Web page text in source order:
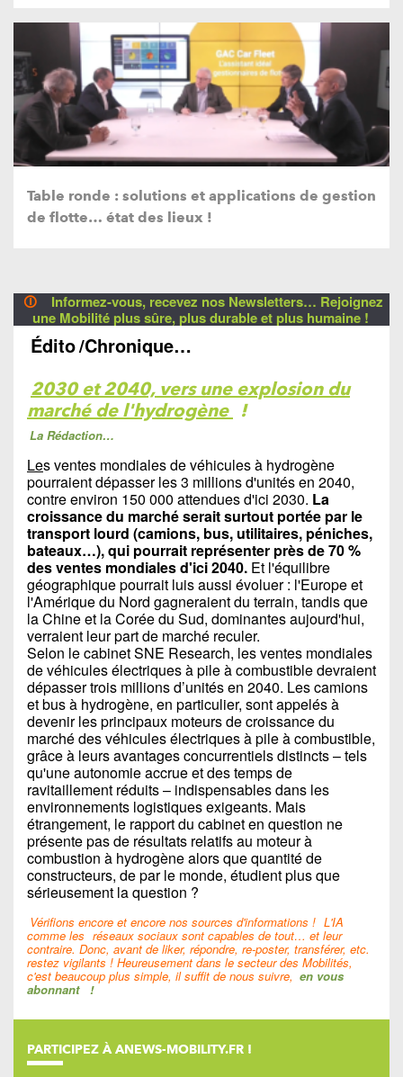
Table ronde : solutions et applications de gestion
de flotte… état des lieux !
🛈
Informez-vous, recevez nos Newsletters… Rejoignez
une Mobilité plus sûre, plus durable et plus humaine !
Édito/Chronique…
2030 et 2040, vers une explosion du
marché de l'hydrogène !
La Rédaction…
Les ventes mondiales de véhicules à hydrogène
pourraient dépasser les 3 millions d'unités en 2040,
contre environ 150 000 attendues d'ici 2030. La
croissance du marché serait surtout portée par le
transport lourd (camions, bus, utilitaires, péniches,
bateaux…), qui pourrait représenter près de 70 %
des ventes mondiales d'ici 2040. Et l'équilibre
géographique pourrait luis aussi évoluer : l'Europe et
l'Amérique du Nord gagneraient du terrain, tandis que
la Chine et la Corée du Sud, dominantes aujourd'hui,
verraient leur part de marché reculer.
Selon le cabinet SNE Research, les ventes mondiales
de véhicules électriques à pile à combustible devraient
dépasser trois millions d’unités en 2040. Les camions
et bus à hydrogène, en particulier, sont appelés à
devenir les principaux moteurs de croissance du
marché des véhicules électriques à pile à combustible,
grâce à leurs avantages concurrentiels distincts – tels
qu'une autonomie accrue et des temps de
ravitaillement réduits – indispensables dans les
environnements logistiques exigeants. Mais
étrangement, le rapport du cabinet en question ne
présente pas de résultats relatifs au moteur à
combustion à hydrogène alors que quantité de
constructeurs, de par le monde, étudient plus que
sérieusement la question ?
Vérifions encore et encore nos sources d'informations ! L'IA
comme les réseaux sociaux sont capables de tout… et leur
contraire. Donc, avant de liker, répondre, re-poster, transférer, etc.
restez vigilants ! Heureusement dans le secteur des Mobilités,
c'est beaucoup plus simple, il suffit de nous suivre, en vous
abonnant !
PARTICIPEZ À ANEWS-MOBILITY.FR !